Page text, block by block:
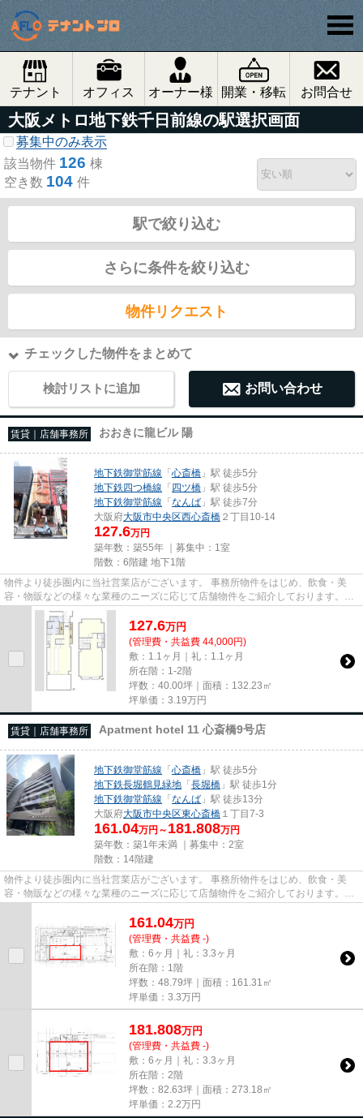
テナント オフィス オーナー様 開業・移転 お問合せ
大阪メトロ地下鉄千日前線の駅選択画面
募集中のみ表示
該当物件 126 棟
空き数 104 件
駅で絞り込む
さらに条件を絞り込む
物件リクエスト
チェックした物件をまとめて
検討リストに追加 お問い合わせ
賃貸｜店舗事務所 おおきに龍ビル 陽
地下鉄御堂筋線 「心斎橋 」駅 徒歩5分
地下鉄四つ橋線 「四ツ橋 」駅 徒歩5分
地下鉄御堂筋線 「なんば 」駅 徒歩7分
大阪府大阪市中央区西心斎橋 ２丁目10-14
127.6万円
築年数：築55年 ｜募集中： 1室
階数：6階建 地下1階
物件より徒歩圏内に当社営業店がございます。 事務所物件をはじめ、飲食・美
容・物販などの様々な業種のニーズに応じて店舗物件をご紹介しております。
尚、弊社ではおとり広告は一切...
127.6万円
(管理費・共益費 44,000円)
敷：1.1ヶ月｜礼：1.1ヶ月
所在階：1-2階
坪数：40.00坪｜面積：132.23㎡
坪単価： 3.19万円
賃貸｜店舗事務所 Apatment hotel 11 心斎橋9号店
地下鉄御堂筋線 「心斎橋 」駅 徒歩5分
地下鉄長堀鶴見緑地 「長堀橋 」駅 徒歩1分
地下鉄御堂筋線 「なんば 」駅 徒歩13分
大阪府大阪市中央区東心斎橋 １丁目7-3
161.04万円～ 181.808万円
築年数：築1年未満 ｜募集中： 2室
階数：14階建
物件より徒歩圏内に当社営業店がございます。 事務所物件をはじめ、飲食・美
容・物販などの様々な業種のニーズに応じて店舗物件をご紹介しております。
尚、弊社ではおとり広告は一切...
161.04万円
(管理費・共益費 -)
敷：6ヶ月｜礼：3.3ヶ月
所在階：1階
坪数：48.79坪｜面積：161.31㎡
坪単価： 3.3万円
181.808万円
(管理費・共益費 -)
敷：6ヶ月｜礼：3.3ヶ月
所在階：2階
坪数：82.63坪｜面積：273.18㎡
坪単価： 2.2万円